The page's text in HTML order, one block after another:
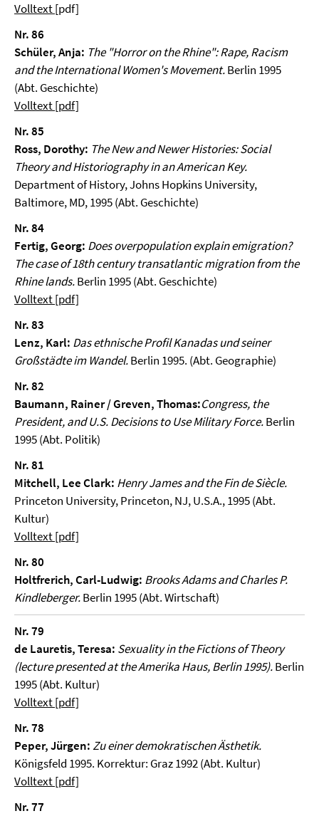
Volltext[pdf]
Nr. 86
Schüler, Anja: The "Horror on the Rhine": Rape, Racism
and the International Women's Movement.Berlin 1995
(Abt. Geschichte)
Volltext [pdf]
Nr. 85
Ross, Dorothy: The New and Newer Histories: Social
Theory and Historiography in an American Key.
Department of History, Johns Hopkins University,
Baltimore, MD, 1995 (Abt. Geschichte)
Nr. 84
Fertig, Georg: Does overpopulation explain emigration?
The case of 18th century transatlantic migration from the
Rhine lands.Berlin 1995 (Abt. Geschichte)
Volltext [pdf]
Nr. 83
Lenz, Karl: Das ethnische Profil Kanadas und seiner
Großstädte im Wandel.Berlin 1995. (Abt. Geographie)
Nr. 82
Baumann, Rainer / Greven, Thomas:Congress, the
President, and U.S. Decisions to Use Military Force.Berlin
1995 (Abt. Politik)
Nr. 81
Mitchell, Lee Clark: Henry James and the Fin de Siècle.
Princeton University, Princeton, NJ, U.S.A., 1995 (Abt.
Kultur)
Volltext [pdf]
Nr. 80
Holtfrerich, Carl-Ludwig: Brooks Adams and Charles P.
Kindleberger.Berlin 1995 (Abt. Wirtschaft)
Nr. 79
de Lauretis, Teresa: Sexuality in the Fictions of Theory
(lecture presented at the Amerika Haus, Berlin 1995).Berlin
1995 (Abt. Kultur)
Volltext [pdf]
Nr. 78
Peper, Jürgen:Zu einer demokratischen Ästhetik.
Königsfeld 1995. Korrektur: Graz 1992 (Abt. Kultur)
Volltext [pdf]
Nr. 77